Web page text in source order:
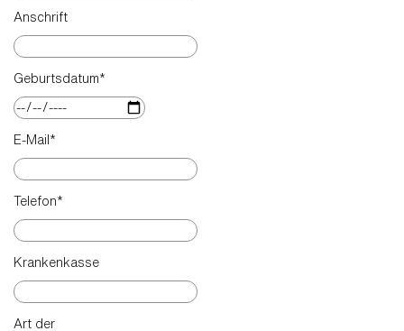
Anschrift
Geburtsdatum*
E-Mail *
Telefon*
Krankenkasse
Art der